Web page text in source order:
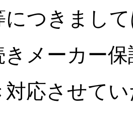
につきまし
きメーカー
対応させて